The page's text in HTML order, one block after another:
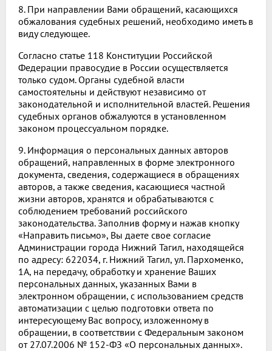
8. При направлении Вами обращений, касающихся
обжалования судебных решений, необходимо иметь в
виду следующее.
Согласно статье 118 Конституции Российской
Федерации правосудие в России осуществляется
только судом. Органы судебной власти
самостоятельны и действуют независимо от
законодательной и исполнительной властей. Решения
судебных органов обжалуются в установленном
законом процессуальном порядке.
9. Информация о персональных данных авторов
обращений, направленных в форме электронного
документа, сведения, содержащиеся в обращениях
авторов, а также сведения, касающиеся частной
жизни авторов, хранятся и обрабатываются с
соблюдением требований российского
законодательства. Заполнив форму и нажав кнопку
«Направить письмо», Вы даете свое согласие
Администрации города Нижний Тагил, находящейся
по адресу: 622034, г. Нижний Тагил, ул. Пархоменко,
1А, на передачу, обработку и хранение Ваших
персональных данных, указанных Вами в
электронном обращении, с использованием средств
автоматизации с целью подготовки ответа по
интересующему Вас вопросу, изложенному в
обращении, в соответствии с Федеральным законом
от 27.07.2006 № 152-ФЗ «О персональных данных».